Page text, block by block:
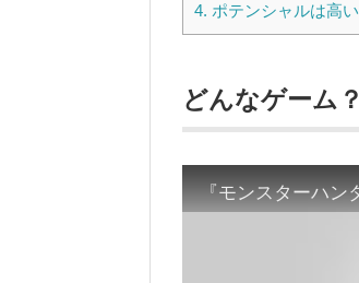
4. ポテンシャルは高い
どんなゲーム？